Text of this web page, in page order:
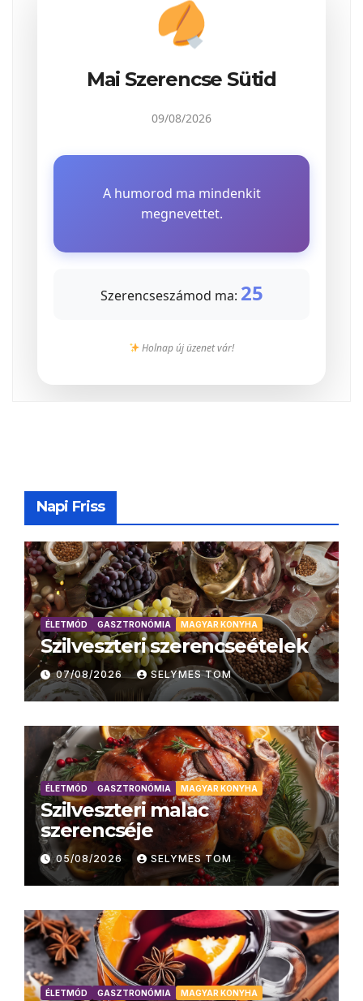
Mai Szerencse Sütid
09/08/2026
A humorod ma mindenkit
megnevettet.
Szerencseszámod ma: 25
Holnap új üzenet vár!
Napi Friss
ÉLETMÓD GASZTRONÓMIA MAGYAR KONYHA
Szilveszteri szerencseételek
07/08/2026 SELYMES TOM
ÉLETMÓD GASZTRONÓMIA MAGYAR KONYHA
Szilveszteri malac
szerencséje
05/08/2026 SELYMES TOM
ÉLETMÓD GASZTRONÓMIA MAGYAR KONYHA